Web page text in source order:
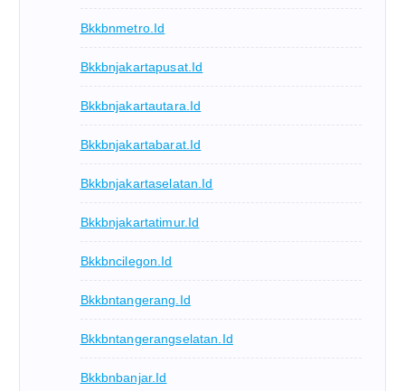
Bkkbnmetro.id
Bkkbnjakartapusat.id
Bkkbnjakartautara.id
Bkkbnjakartabarat.id
Bkkbnjakartaselatan.id
Bkkbnjakartatimur.id
Bkkbncilegon.id
Bkkbntangerang.id
Bkkbntangerangselatan.id
Bkkbnbanjar.id